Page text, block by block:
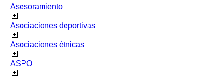
Asesoramiento
Asociaciones deportivas
Asociaciones étnicas
ASPO